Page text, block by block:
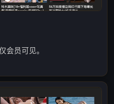
会员可见。